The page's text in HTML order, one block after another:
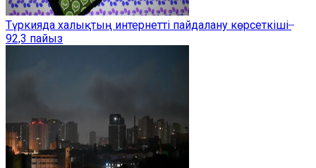
Түркияда халықтың интернетті пайдалану көрсеткіші ̶
92,3 пайыз